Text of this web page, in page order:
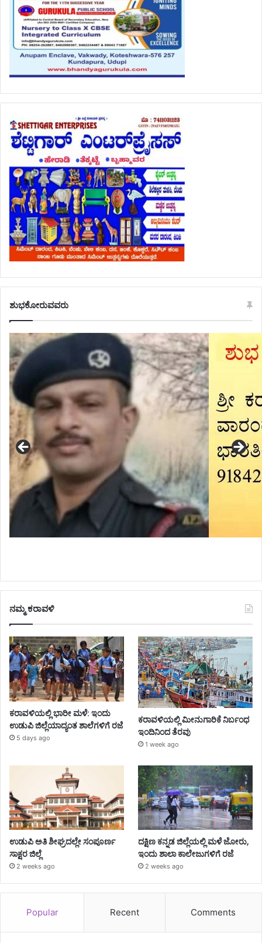
ಶುಭಕೋರುವವರು
ನಮ್ಮ ಕರಾವಳಿ
ಕರಾವಳಿಯಲ್ಲಿ ಭಾರೀ ಮಳೆ: ಇಂದು
ಉಡುಪಿ ಜಿಲ್ಲೆಯಾದ್ಯಂತ ಶಾಲೆಗಳಿಗೆ ರಜೆ
5 days ago
ಕರಾವಳಿಯಲ್ಲಿ ಮೀನುಗಾರಿಕೆ ನಿರ್ಬಂಧ
ಇಂದಿನಿಂದ ತೆರವು
1 week ago
ಉಡುಪಿ ಅತಿ ಶೀಘ್ರದಲ್ಲೇ ಸಂಪೂರ್ಣ
ಸಾಕ್ಷರ ಜಿಲ್ಲೆ
2 weeks ago
ದಕ್ಷಿಣ ಕನ್ನಡ ಜಿಲ್ಲೆಯಲ್ಲಿ ಮಳೆ ಜೋರು,
ಇಂದು ಶಾಲಾ ಕಾಲೇಜುಗಳಿಗೆ ರಜೆ
2 weeks ago
Popular Recent Comments